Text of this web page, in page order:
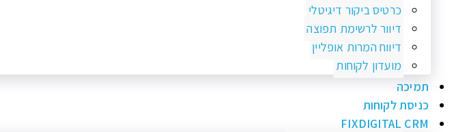
כרטיס ביקור דיגיטלי
דיוור לרשימת תפוצה
דיווח המרות אופליין
מועדון לקוחות
תמיכה
כניסת לקוחות
FIXDIGITAL CRM